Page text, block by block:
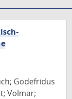
Godefridus
Volmar;